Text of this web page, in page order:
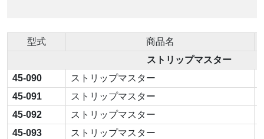
型式
商品名
ストリップマスター
45-090
ストリップマスター
45-091
ストリップマスター
45-092
ストリップマスター
45-093
ストリップマスター